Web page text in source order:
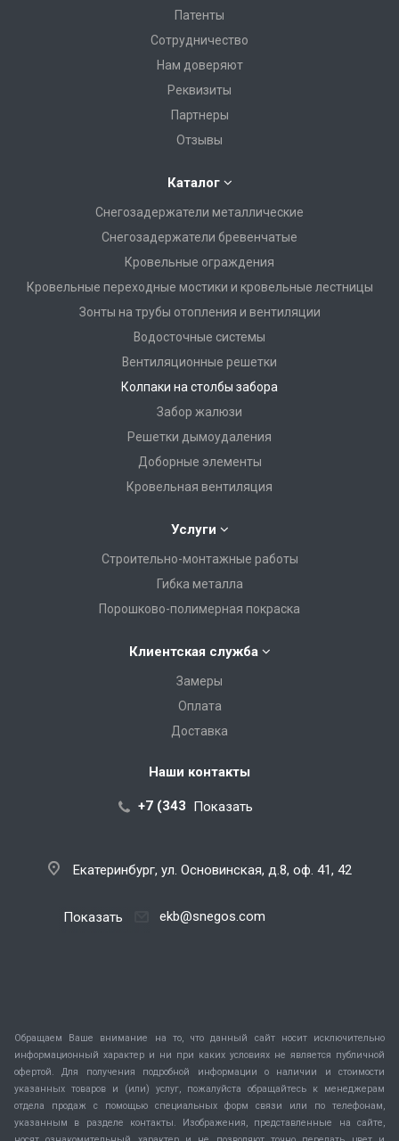
Патенты
Сотрудничество
Нам доверяют
Реквизиты
Партнеры
Отзывы
Каталог
Снегозадержатели металлические
Снегозадержатели бревенчатые
Кровельные ограждения
Кровельные переходные мостики и кровельные лестницы
Зонты на трубы отопления и вентиляции
Водосточные системы
Вентиляционные решетки
Колпаки на столбы забора
Забор жалюзи
Решетки дымоудаления
Доборные элементы
Кровельная вентиляция
Услуги
Строительно-монтажные работы
Гибка металла
Порошково-полимерная покраска
Клиентская служба
Замеры
Оплата
Доставка
Наши контакты
+7 (343) 288-07-25
Показать
Екатеринбург, ул. Основинская, д.8, оф. 41, 42
ekb@snegos.com
Показать
Обращаем Ваше внимание на то, что данный сайт носит исключительно
информационный характер и ни при каких условиях не является публичной
офертой. Для получения подробной информации о наличии и стоимости
указанных товаров и (или) услуг, пожалуйста обращайтесь к менеджерам
отдела продаж с помощью специальных форм связи или по телефонам,
указанным в разделе контакты. Изображения, представленные на сайте,